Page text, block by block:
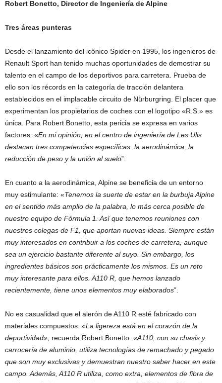
Robert Bonetto, Director de Ingeniería de Alpine
Tres áreas punteras
Desde el lanzamiento del icónico Spider en 1995, los ingenieros de
Renault Sport han tenido muchas oportunidades de demostrar su
talento en el campo de los deportivos para carretera. Prueba de
ello son los récords en la categoría de tracción delantera
establecidos en el implacable circuito de Nürburgring. El placer que
experimentan los propietarios de coches con el logotipo «R.S.» es
única. Para Robert Bonetto, esta pericia se expresa en varios
factores: «En mi opinión, en el centro de ingeniería de Les Ulis
destacan tres competencias específicas: la aerodinámica, la
reducción de peso y la unión al suelo”.
En cuanto a la aerodinámica, Alpine se beneficia de un entorno
muy estimulante: «Tenemos la suerte de estar en la burbuja Alpine
en el sentido más amplio de la palabra, lo más cerca posible de
nuestro equipo de Fórmula 1. Así que tenemos reuniones con
nuestros colegas de F1, que aportan nuevas ideas. Siempre están
muy interesados en contribuir a los coches de carretera, aunque
sea un ejercicio bastante diferente al suyo. Sin embargo, los
ingredientes básicos son prácticamente los mismos. Es un reto
muy interesante para ellos. A110 R, que hemos lanzado
recientemente, tiene unos elementos muy elaborados”.
No es casualidad que el alerón de A110 R esté fabricado con
materiales compuestos: «La ligereza está en el corazón de la
deportividad», recuerda Robert Bonetto. «A110, con su chasis y
carrocería de aluminio, utiliza tecnologías de remachado y pegado
que son muy exclusivas y demuestran nuestro saber hacer en este
campo. Además, A110 R utiliza, como extra, elementos de fibra de